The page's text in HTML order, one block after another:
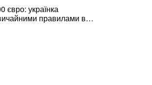
українка
правилами в
правдою